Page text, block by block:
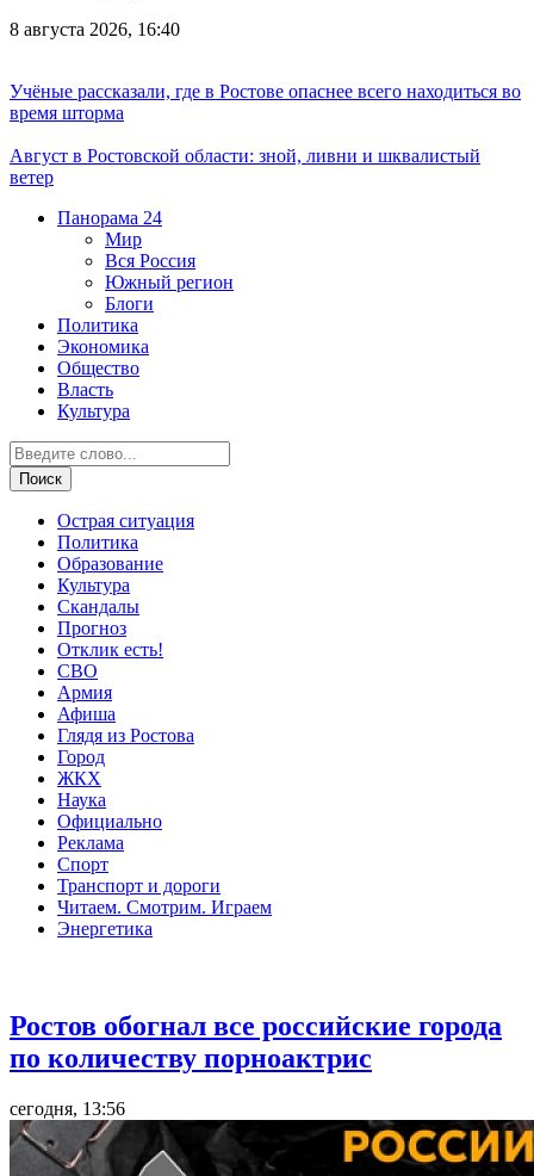
8 августа 2026, 16:40
Учёные рассказали, где в Ростове опаснее всего находиться во
время шторма
Август в Ростовской области: зной, ливни и шквалистый
ветер
Панорама 24
Мир
Вся Россия
Южный регион
Блоги
Политика
Экономика
Общество
Власть
Культура
Острая ситуация
Политика
Образование
Культура
Скандалы
Прогноз
Отклик есть!
СВО
Армия
Афиша
Глядя из Ростова
Город
ЖКХ
Наука
Официально
Реклама
Спорт
Транспорт и дороги
Читаем. Смотрим. Играем
Энергетика
Ростов обогнал все российские города
по количеству порноактрис
сегодня, 13:56